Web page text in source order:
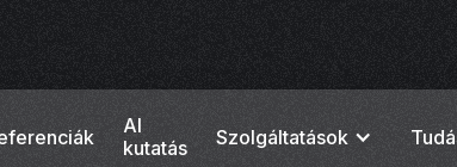
AI
kutatás
Szolgáltatások